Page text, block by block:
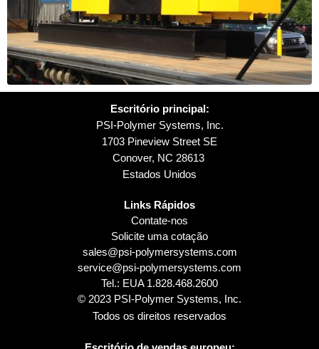
Escritório principal:
PSI-Polymer Systems, Inc.
1703 Pineview Street SE
Conover, NC 28613
Estados Unidos
Links Rápidos
Contate-nos
Solicite uma cotação
sales@psi-polymersystems.com
service@psi-polymersystems.com
Tel.: EUA 1.828.468.2600
© 2023 PSI-Polymer Systems, Inc.
Todos os direitos reservados